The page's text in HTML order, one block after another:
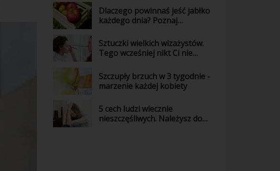
Dlaczego powinnaś jeść jabłko
każdego dnia? Poznaj
owocu
Sztuczki wielkich wizażystów.
Tego wcześniej nikt Ci nie
Szczupły brzuch w 3 tygodnie -
marzenie każdej kobiety
5 cech ludzi wiecznie
nieszczęśliwych. Należysz do